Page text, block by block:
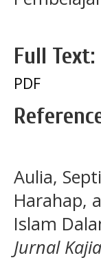
Full Text:
PDF
Aulia,
Harahap,
Islam
Jurnal